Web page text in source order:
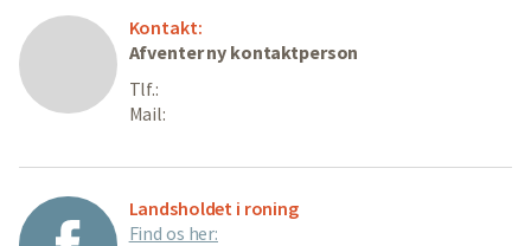
Kontakt:
Afventer ny kontaktperson
Tlf.:
Mail:
Landsholdet i roning
Find os her: